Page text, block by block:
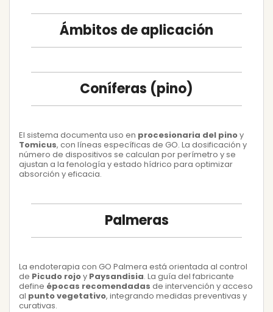
Ámbitos de aplicación
Coníferas (pino)
El sistema documenta uso en procesionaria del pinoy
Tomicus, con líneas específicas de GO. La dosificación y
número de dispositivos se calculan por perímetro y se
ajustan a la fenología y estado hídrico para optimizar
absorción y eficacia.
Palmeras
La endoterapia con GO Palmera está orientada al control
de Picudo rojoy Paysandisia. La guía del fabricante
define épocas recomendadas de intervención y acceso
al punto vegetativo, integrando medidas preventivas y
curativas.